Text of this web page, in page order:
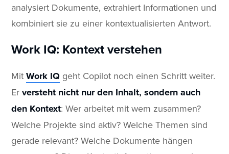
analysiert Dokumente, extrahiert Informationen und
kombiniert sie zu einer kontextualisierten Antwort.
Work IQ: Kontext verstehen
MitWork IQ geht Copilot noch einen Schritt weiter.
Erversteht nicht nur den Inhalt, sondern auch
den Kontext: Wer arbeitet mit wem zusammen?
Welche Projekte sind aktiv? Welche Themen sind
gerade relevant? Welche Dokumente hängen